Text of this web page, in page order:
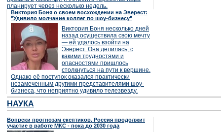
планирует через несколько недель.
Виктория Боня о своем восхождении на Эверест:
"Удивило молчание коллег по шоу-бизнесу"
Виктория Боня несколько дней
назад осуществила свою мечту
— ей удалось взойти на
Эверест. Она делилась, с
какими трудностями и
опасностями пришлось
столкнуться на пути к вершине.
Однако её поступок оказался практически
незамеченным другими представителями шоу-
бизнеса, что неприятно удивило телезвезду.
НАУКА
Вопреки прогнозам скептиков, Россия продолжит
участие в работе МКС - пока до 2030 года